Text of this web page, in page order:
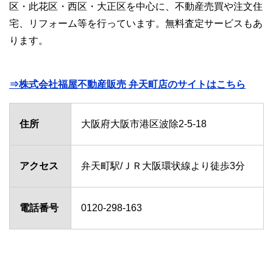
区・此花区・西区・大正区を中心に、不動産売買や注文住
宅、リフォーム等を行っています。無料査定サービスもあ
ります。
⇒株式会社福屋不動産販売 弁天町店のサイトはこちら
住所 大阪府大阪市港区波除2-5-18
アクセス 弁天町駅/ＪＲ大阪環状線より徒歩3分
電話番号 0120-298-163